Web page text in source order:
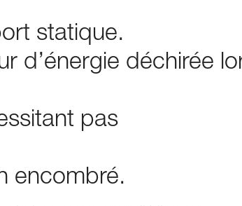
statique.
d’énergie déchirée
pas
encombré.